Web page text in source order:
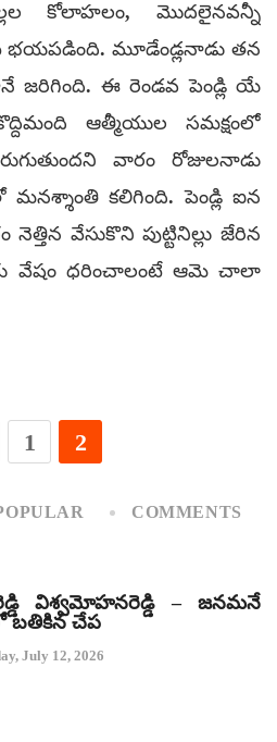
కోలాహలం, మొదలైనవన్నీ
మూడేండ్లనాడు తన
జరిగింది. ఈ రెండవ పెండ్లి యే
ఆత్మీయుల సమక్షంలో
వారం రోజులనాడు
మనశ్శాంతి కలిగింది. పెండ్లి ఐన
వేసుకొని పుట్టినిల్లు జేరిన
వేషం ధరించాలంటే ఆమె చాలా
1 2
COMMENTS
విశ్వమోహనరెడ్డి – జనమనే
బతికిన చేప
July 12, 2026